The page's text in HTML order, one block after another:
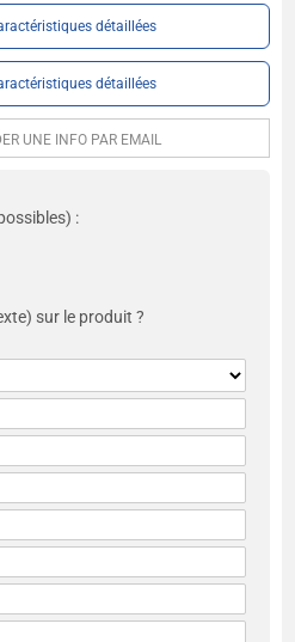
détaillées
détaillées
UNE INFO PAR EMAIL
:
sur le produit ?